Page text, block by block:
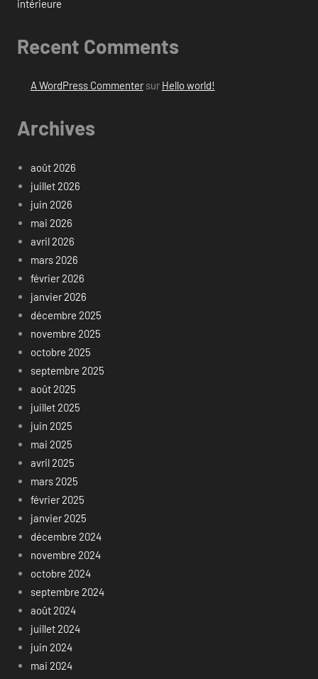
intérieure
Recent Comments
A WordPress Commentersur Hello world!
Archives
août 2026
juillet 2026
juin 2026
mai 2026
avril 2026
mars 2026
février 2026
janvier 2026
décembre 2025
novembre 2025
octobre 2025
septembre 2025
août 2025
juillet 2025
juin 2025
mai 2025
avril 2025
mars 2025
février 2025
janvier 2025
décembre 2024
novembre 2024
octobre 2024
septembre 2024
août 2024
juillet 2024
juin 2024
mai 2024